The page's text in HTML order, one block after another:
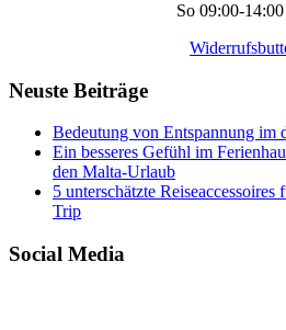
So 09:00-
Neuste Beiträge
Bedeutung von Entspannung im
Ein besseres Gefühl im
den Malta-Urlaub
5 unterschätzte
Trip
Social Media